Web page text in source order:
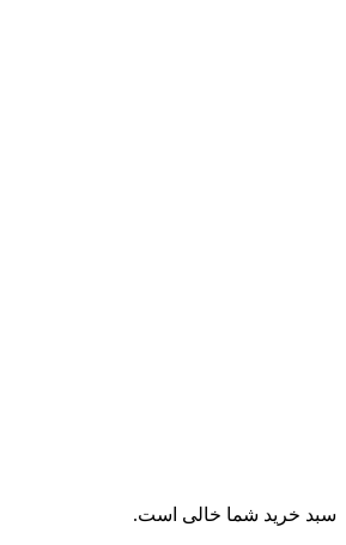
سبد خرید شما خالی است.